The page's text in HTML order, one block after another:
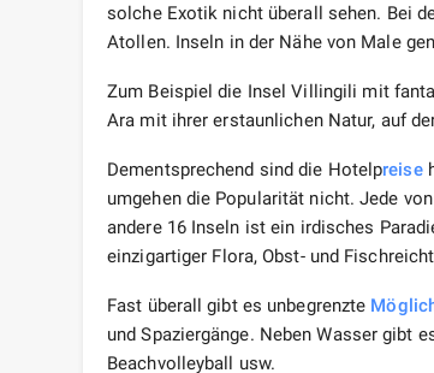
solche Exotik nicht überall sehen. Bei
Atollen. Inseln in der Nähe von Male
Zum Beispiel die Insel Villingili mit
Ara mit ihrer erstaunlichen Natur, auf
Dementsprechend sind die Hotelpreise
umgehen die Popularität nicht. Jede
andere 16 Inseln ist ein irdisches
einzigartiger Flora, Obst- und
Fast überall gibt es unbegrenzte
und Spaziergänge. Neben Wasser gibt
Beachvolleyball usw.